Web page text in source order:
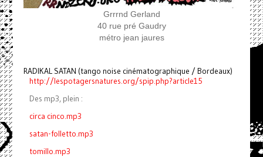
Grrrnd Gerland
40 rue pré Gaudry
métro jean jaures
RADIKAL SATAN (tango noise cinématographique / Bordeaux)
http://lespotagersnatures.org/spip.php?article15
Des mp3, plein :
circa cinco.mp3
satan-folletto.mp3
tomillo.mp3